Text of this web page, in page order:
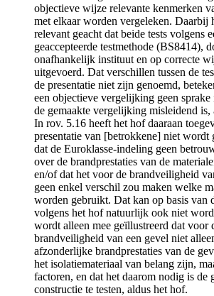
objectieve wijze relevante kenmerken
met elkaar worden vergeleken. Daarbij
relevant geacht dat beide tests volgens
geaccepteerde testmethode (BS8414),
onafhankelijk instituut en op correcte
uitgevoerd. Dat verschillen tussen de
de presentatie niet zijn genoemd,
een objectieve vergelijking geen sprake
de gemaakte vergelijking misleidend is,
In rov. 5.16 heeft het hof daaraan
presentatie van [betrokkene] niet wordt
dat de Euroklasse-indeling geen
over de brandprestaties van de
en/of dat het voor de brandveiligheid
geen enkel verschil zou maken welke
worden gebruikt. Dat kan op basis van
volgens het hof natuurlijk ook niet
wordt alleen mee geïllustreerd dat voor
brandveiligheid van een gevel niet
afzonderlijke brandprestaties van de
het isolatiemateriaal van belang zijn,
factoren, en dat het daarom nodig is de
constructie te testen, aldus het hof.